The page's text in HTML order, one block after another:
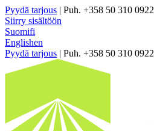
Pyydä tarjous | Puh. +358 50 310 0922
Siirry sisältöön
Suomifi
Englishen
Pyydä tarjous | Puh. +358 50 310 0922